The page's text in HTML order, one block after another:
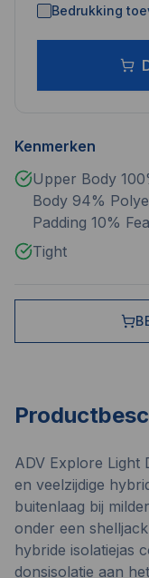
Bedrukking
Kenmerken
Upper Body
Body 94%
Padding 10%
Tight
ADV Explore Light
en veelzijdige
buitenlaag bij
onder een
hybride isolatiejas
donsisolatie aan